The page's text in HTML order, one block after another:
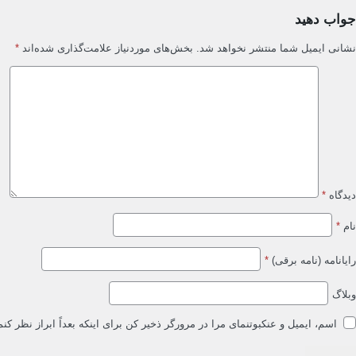
جواب دهید
نشانی ایمیل شما منتشر نخواهد شد. بخش‌های موردنیاز علامت‌گذاری شده‌اند *
دیدگاه *
نام *
رایانامه (نامه برقی) *
وبلاگ
اسم، ایمیل و عنکبوتنمای مرا در مرورگر ذخیر کن برای اینکه بعداً ابراز نظر